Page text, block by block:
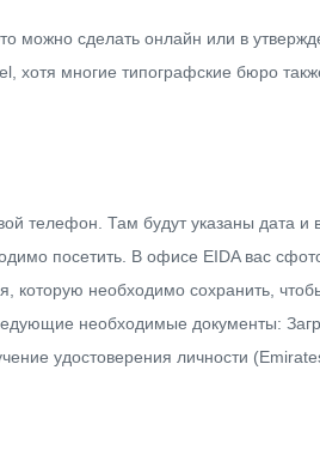
можно сделать онлайн или в
хотя многие типографские бюро
телефон. Там будут указаны дата и
посетить. В офисе EIDA вас
которую необходимо сохранить,
необходимые документы:
удостоверения личности